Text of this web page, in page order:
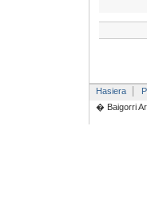
Hasiera
� Baigorri